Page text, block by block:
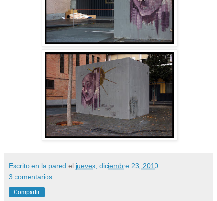
Escrito en la pared el jueves, diciembre 23, 2010
3 comentarios:
Compartir